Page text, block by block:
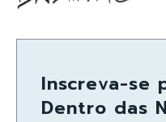
Inscreva-se
Dentro das